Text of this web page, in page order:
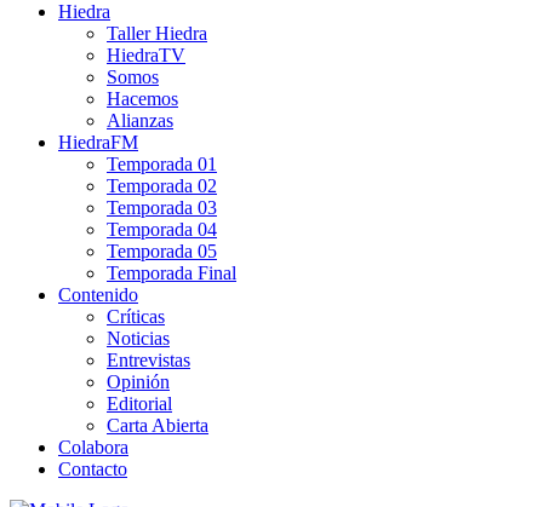
Hiedra
Taller Hiedra
HiedraTV
Somos
Hacemos
Alianzas
HiedraFM
Temporada 01
Temporada 02
Temporada 03
Temporada 04
Temporada 05
Temporada Final
Contenido
Críticas
Noticias
Entrevistas
Opinión
Editorial
Carta Abierta
Colabora
Contacto